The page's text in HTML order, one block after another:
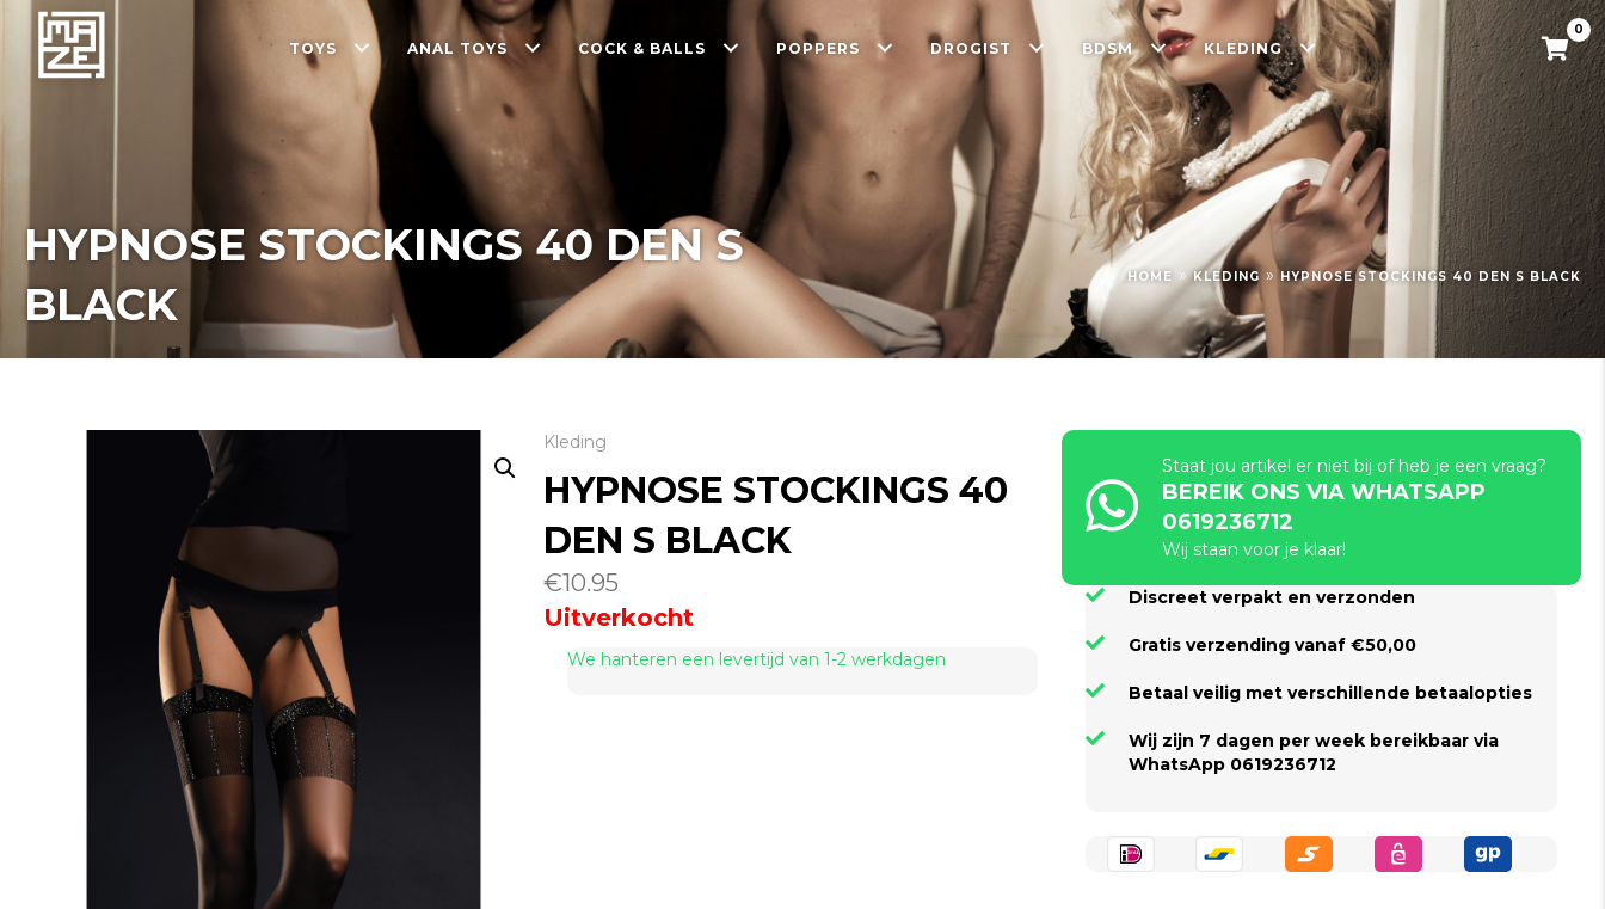
TOYS ANAL TOYS COCK & BALLS POPPERS DROGIST BDSM KLEDING
0
HYPNOSE STOCKINGS 40 DEN S
BLACK
HOME » KLEDING » HYPNOSE STOCKINGS 40 DEN S BLACK
Kleding
HYPNOSE STOCKINGS 40
DEN S BLACK
€10.95
Uitverkocht
We hanteren een levertijd van 1-2 werkdagen
Staat jou artikel er niet bij of heb je een vraag?
BEREIK ONS VIA WHATSAPP
0619236712
Wij staan voor je klaar!
Discreet verpakt en verzonden
Gratis verzending vanaf €50,00
Betaal veilig met verschillende betaalopties
Wij zijn 7 dagen per week bereikbaar via
WhatsApp 0619236712